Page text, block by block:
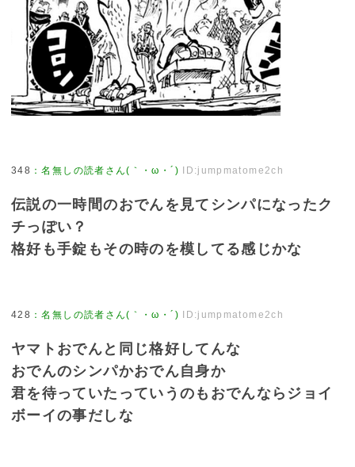
348 ：名無しの読者さん(｀・ω・´) ID:jumpmatome2ch
伝説の一時間のおでんを見てシンパになったク
チっぽい？
格好も手錠もその時のを模してる感じかな
428 ：名無しの読者さん(｀・ω・´) ID:jumpmatome2ch
ヤマトおでんと同じ格好してんな
おでんのシンパかおでん自身か
君を待っていたっていうのもおでんならジョイ
ボーイの事だしな